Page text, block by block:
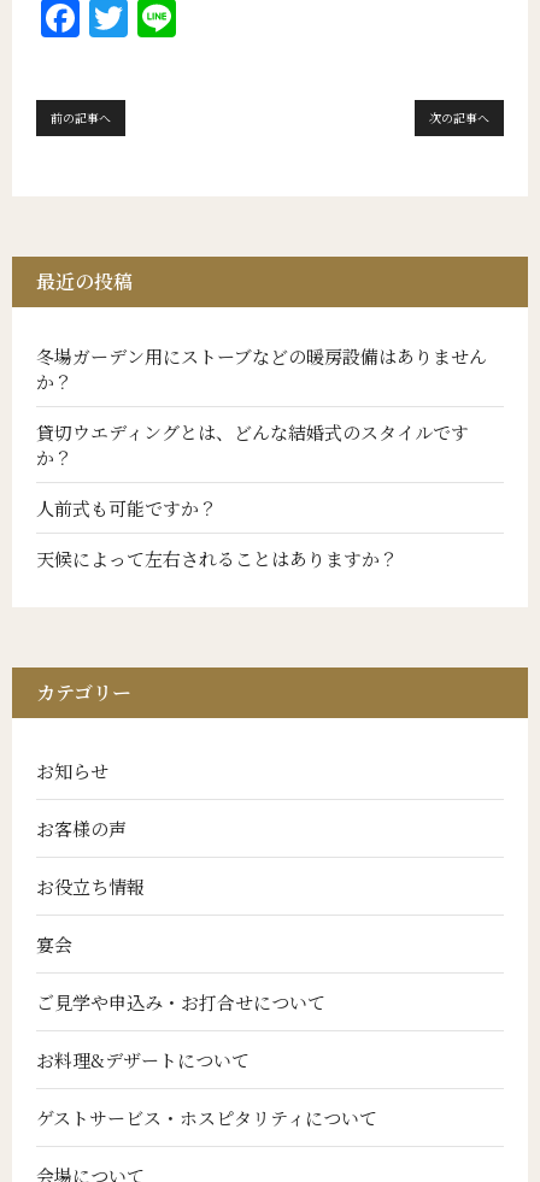
F
c
e
o
k
T
前の記事へ 次の記事へ
最近の投稿
冬場ガーデン用にストーブなどの暖房設備はありません
か？
貸切ウエディングとは、どんな結婚式のスタイルです
か？
人前式も可能ですか？
天候によって左右されることはありますか？
カテゴリー
お知らせ
お客様の声
お役立ち情報
宴会
ご見学や申込み・お打合せについて
お料理&デザートについて
ゲストサービス・ホスピタリティについて
会場について